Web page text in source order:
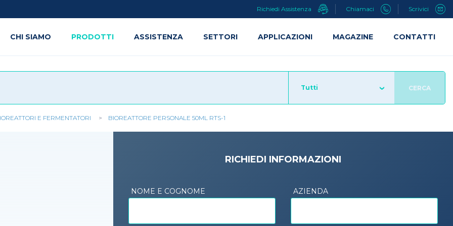
Tutti CERCA
E FERMENTATORI BIOREATTORE PERSONALE 50ML RTS-1
RICHIEDI INFORMAZIONI
NOME E COGNOME AZIENDA
Richiedi Assistenza Chiamaci Scrivici
CHI SIAMO PRODOTTI ASSISTENZA SETTORI APPLICAZIONI MAGAZINE CONTATTI